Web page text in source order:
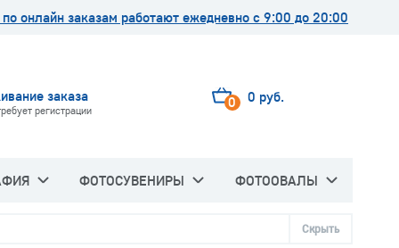
онлайн заказам работают ежедневно с 9:00 до 20:00
заказа
регистрации 0 0 руб.
ФОТОСУВЕНИРЫ ФОТООВАЛЫ
Скрыть